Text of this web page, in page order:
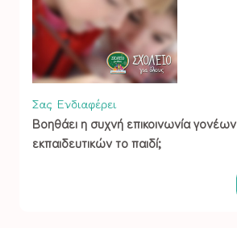
Σας Ενδιαφέρει
Βοηθάει η συχνή επικοινωνία γονέων
εκπαιδευτικών το παιδί;